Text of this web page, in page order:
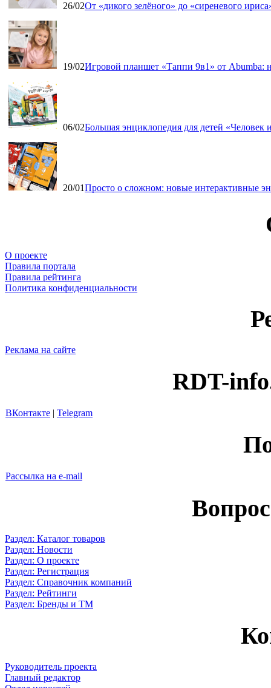
26/02От «дикого зелёного» до «сиреневого
19/02Игровой планшет «Таппи 9в1» от Abumba:
06/02Большая энциклопедия для детей
20/01Просто о сложном: новые интерактивные
О проекте
Правила портала
Правила рейтинга
Политика конфиденциальности
Реклама на сайте
RDT-
ВКонтакте | Telegram
Рассылка на e-mail
Раздел: Каталог товаров
Раздел: Новости
Раздел: О проекте
Раздел: Регистрация
Раздел: Справочник компаний
Раздел: Рейтинги
Раздел: Бренды и ТМ
Руководитель проекта
Главный редактор